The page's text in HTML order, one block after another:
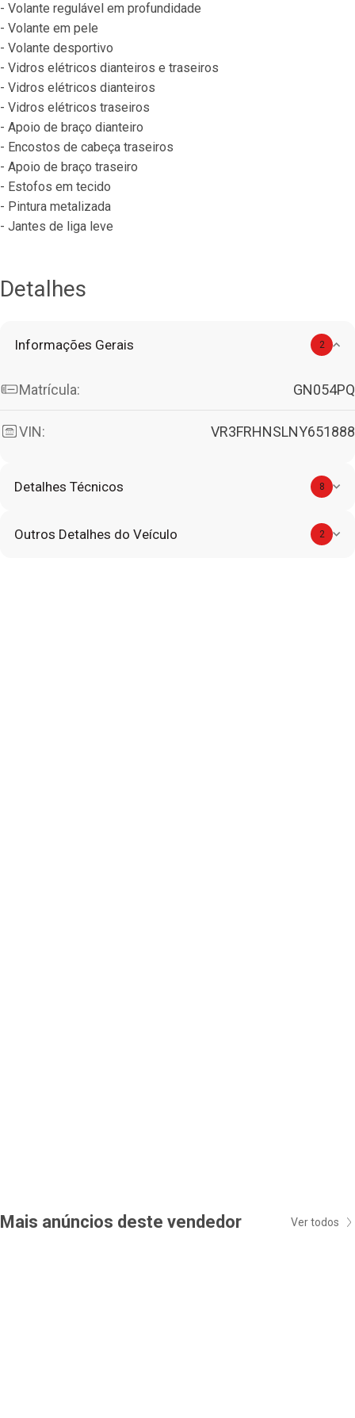
- Volante regulável em profundidade
- Volante em pele
- Volante desportivo
- Vidros elétricos dianteiros e traseiros
- Vidros elétricos dianteiros
- Vidros elétricos traseiros
- Apoio de braço dianteiro
- Encostos de cabeça traseiros
- Apoio de braço traseiro
- Estofos em tecido
- Pintura metalizada
- Jantes de liga leve
Detalhes
Informações Gerais 2
Matrícula: GN054PQ
VIN: VR3FRHNSLNY651888
Detalhes Técnicos 8
Outros Detalhes do Veículo 2
Mais anúncios deste vendedor Ver todos